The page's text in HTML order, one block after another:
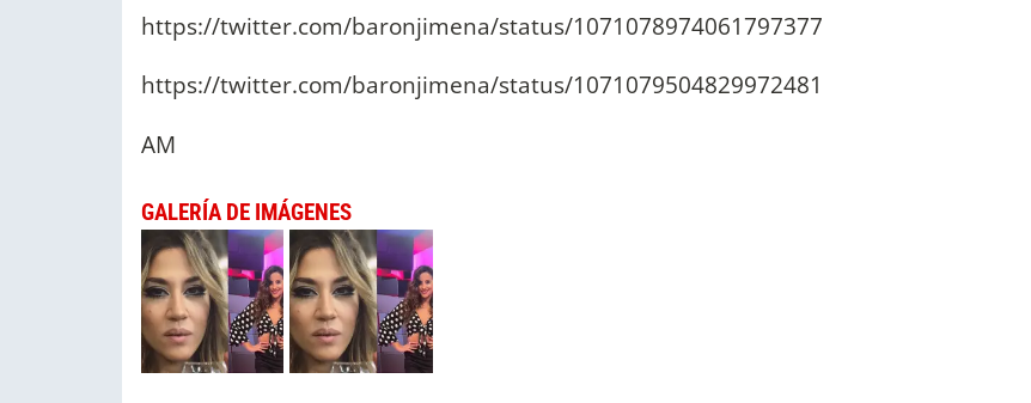
https://twitter.com/baronjimena/status/1071078974061797377
https://twitter.com/baronjimena/status/1071079504829972481
AM
GALERÍA DE IMÁGENES